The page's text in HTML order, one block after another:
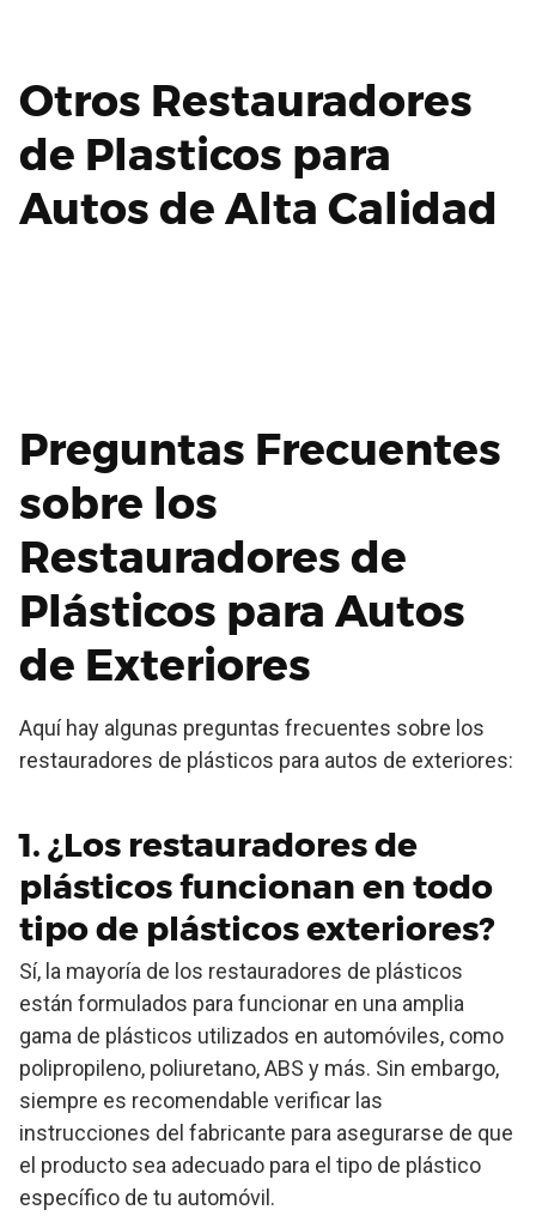
Otros Restauradores
de Plasticos para
Autos de Alta Calidad
Preguntas Frecuentes
sobre los
Restauradores de
Plásticos para Autos
de Exteriores
Aquí hay algunas preguntas frecuentes sobre los
restauradores de plásticos para autos de exteriores:
1. ¿Los restauradores de
plásticos funcionan en todo
tipo de plásticos exteriores?
Sí, la mayoría de los restauradores de plásticos
están formulados para funcionar en una amplia
gama de plásticos utilizados en automóviles, como
polipropileno, poliuretano, ABS y más. Sin embargo,
siempre es recomendable verificar las
instrucciones del fabricante para asegurarse de que
el producto sea adecuado para el tipo de plástico
específico de tu automóvil.